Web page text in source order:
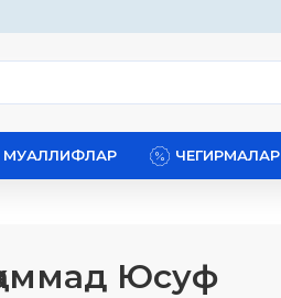
МУАЛЛИФЛАР ЧЕГИРМАЛАР
Юсуф